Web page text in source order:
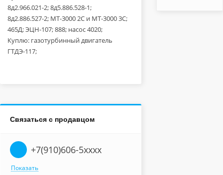
8д2.966.021-2; 8д5.886.528-1;
8д2.886.527-2; МТ-3000 2С и МТ-3000 3С;
465Д; ЭЦН-107; 888; насос 4020;
Куплю: газотурбинный двигатель
ГТДЭ-117;
Связаться с продавцом
+7(910)606-5xxxx
Показать